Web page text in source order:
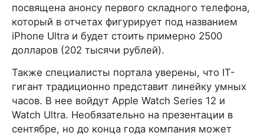
посвящена анонсу первого складного телефона,
который в отчетах фигурирует под названием
iPhone Ultra и будет стоить примерно 2500
долларов (202 тысячи рублей).
Также специалисты портала уверены, что IT-
гигант традиционно представит линейку умных
часов. В нее войдут Apple Watch Series 12 и
Watch Ultra. Необязательно на презентации в
сентябре, но до конца года компания может